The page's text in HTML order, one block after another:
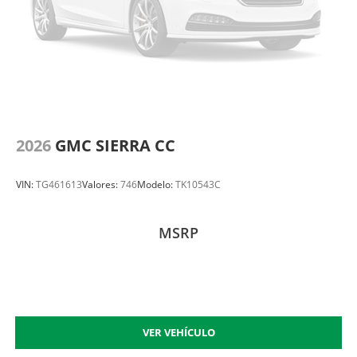
2026 GMC SIERRA CC
VIN:TG461613Valores:746Modelo:TK10543C
MSRP
VER VEHÍCULO